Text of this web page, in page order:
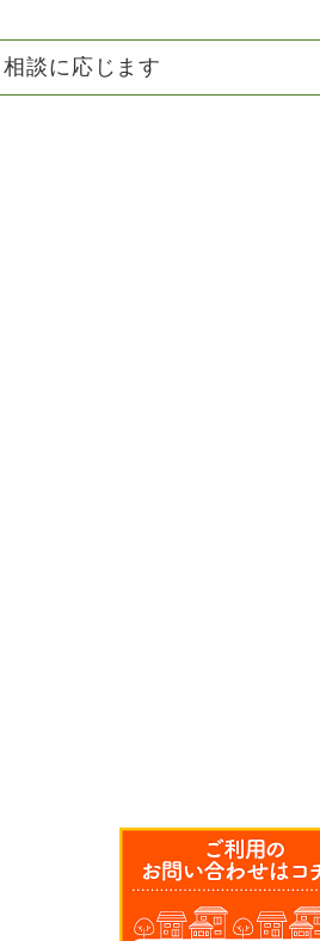
談に応じます